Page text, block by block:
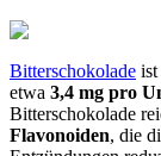
Bitterschokolade ist
etwa 3,4 mg pro
Bitterschokolade
Flavonoiden, die